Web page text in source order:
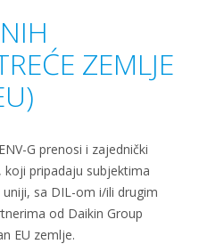
ZEMLJE
G prenosi i zajednički
pripadaju subjektima
sa DIL-om i/ili drugim
od Daikin Group
EU zemlje.